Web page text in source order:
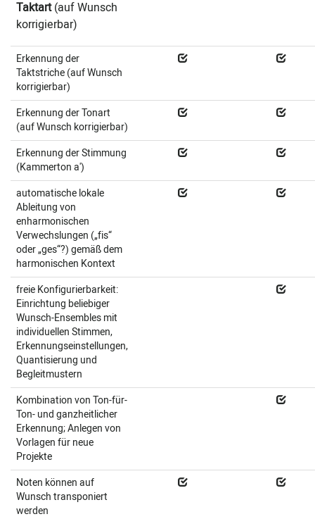
Taktart(auf Wunsch
korrigierbar)
Erkennung der
Taktstriche (auf Wunsch
korrigierbar)
Erkennung der Tonart
(auf Wunsch korrigierbar)
Erkennung der Stimmung
(Kammerton a')
automatische lokale
Ableitung von
enharmonischen
Verwechslungen („fis“
oder „ges“?) gemäß dem
harmonischen Kontext
freie Konfigurierbarkeit:
Einrichtung beliebiger
Wunsch-Ensembles mit
individuellen Stimmen,
Erkennungseinstellungen,
Quantisierung und
Begleitmustern
Kombination von Ton-für-
Ton- und ganzheitlicher
Erkennung; Anlegen von
Vorlagen für neue
Projekte
Noten können auf
Wunsch transponiert
werden